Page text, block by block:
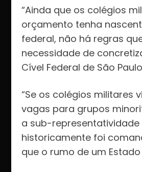
“Ainda que os colégios
orçamento tenha
federal, não há regras
necessidade de
Cível Federal de São
“Se os colégios militares
vagas para grupos
a sub-
historicamente foi
que o rumo de um